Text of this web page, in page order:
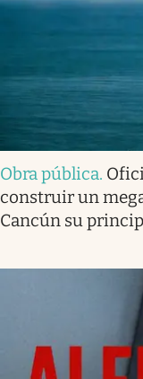
Obra pública.
construir un
Cancún su